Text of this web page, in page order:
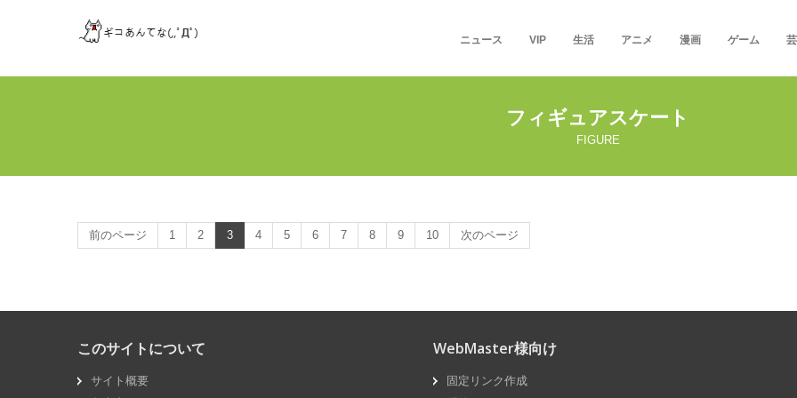
ニュース VIP 生活 アニメ 漫画 ゲーム
フィギュアスケート
FIGURE
前のページ 1 2 3 4 5 6 7 8 9 10 次のページ
このサイトについて
サイト概要
WebMaster様向け
固定リンク作成